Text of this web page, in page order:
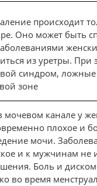
происходит
Оно может быть
из уретры. При
синдром,
зоне
мочевом канале у
плохое и
мочи.
и к мужчинам не
Боль и
во время